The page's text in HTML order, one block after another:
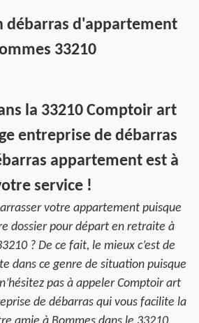
débarras d'appartement
33210
la 33210 Comptoir art
entreprise de débarras
appartement est à
service !
votre appartement puisque
dossier pour départ en retraite à
? De ce fait, le mieux c’est de
dans ce genre de situation puisque
pas à appeler Comptoir art
de débarras qui vous facilite la